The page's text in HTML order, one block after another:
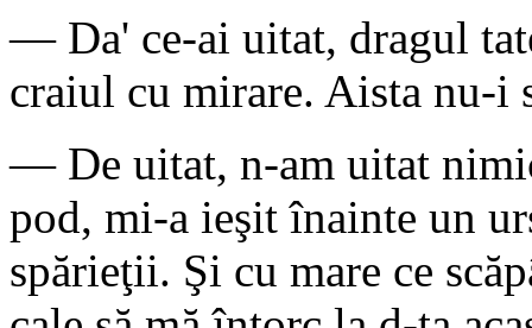
— Da' ce-ai uitat, dragul
craiul cu mirare. Aista nu-i
— De uitat, n-am uitat
pod, mi-a ieşit înainte un
spărieţii. Şi cu mare ce